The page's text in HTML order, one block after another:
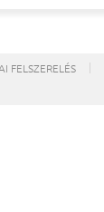
FELSZERELÉS